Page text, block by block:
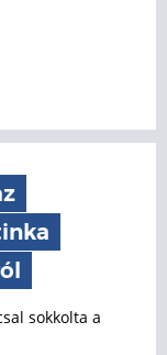
sokkolta a